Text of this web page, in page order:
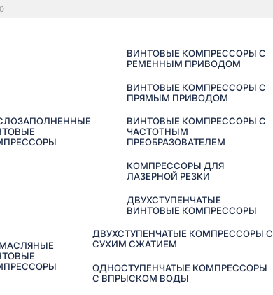
ВИНТОВЫЕ КОМПРЕССОРЫ С
РЕМЕННЫМ ПРИВОДОМ
ВИНТОВЫЕ КОМПРЕССОРЫ С
ПРЯМЫМ ПРИВОДОМ
ВИНТОВЫЕ КОМПРЕССОРЫ С
ЧАСТОТНЫМ
ПРЕОБРАЗОВАТЕЛЕМ
КОМПРЕССОРЫ ДЛЯ
ЛАЗЕРНОЙ РЕЗКИ
ДВУХСТУПЕНЧАТЫЕ
ВИНТОВЫЕ КОМПРЕССОРЫ
ДВУХСТУПЕНЧАТЫЕ КОМПРЕССОРЫ С
СУХИМ СЖАТИЕМ
ОДНОСТУПЕНЧАТЫЕ КОМПРЕССОРЫ
С ВПРЫСКОМ ВОДЫ